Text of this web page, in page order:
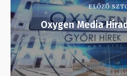
ELŐZŐ
Oxygen Media